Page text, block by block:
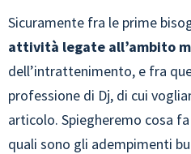
Sicuramente fra le prime
attività legate all’ambito
dell’intrattenimento, e fra
professione di Dj, di cui
articolo. Spiegheremo cosa
quali sono gli adempimenti